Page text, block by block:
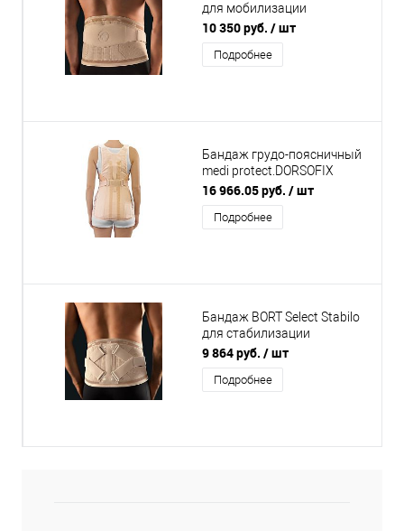
для мобилизации
пояснично-крестцового
отдела позвоночника
10 350 руб. / шт
Подробнее
Бандаж грудо-поясничный
medi protect.DORSOFIX
женский
16 966.05 руб. / шт
Подробнее
Бандаж BORT Select Stabilo
для стабилизации
пояснично-крестцового
отдела позвоночника
9 864 руб. / шт
Подробнее